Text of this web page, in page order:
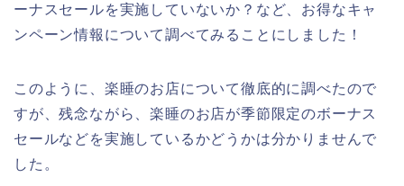
ーナスセールを実施していないか？など、お得なキャ
ンペーン情報について調べてみることにしました！
このように、楽睡のお店について徹底的に調べたので
すが、残念ながら、楽睡のお店が季節限定のボーナス
セールなどを実施しているかどうかは分かりませんで
した。